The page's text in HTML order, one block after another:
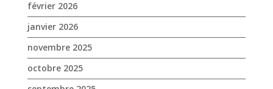
février 2026
janvier 2026
novembre 2025
octobre 2025